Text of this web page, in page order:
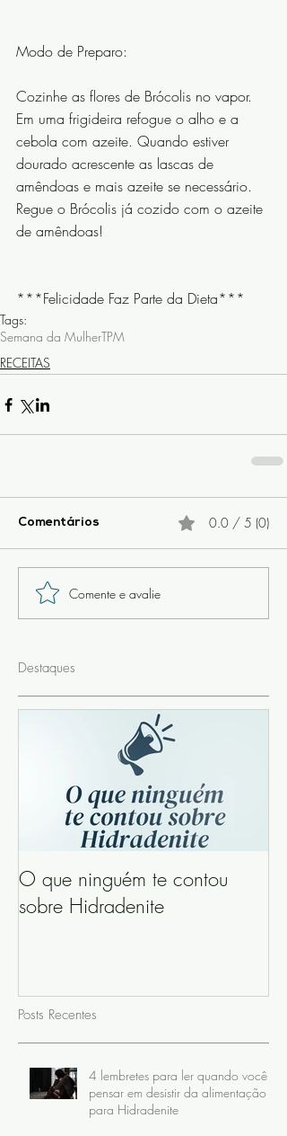
Modo de Preparo:
Cozinhe as flores de Brócolis no vapor.
Em uma frigideira refogue o alho e a
cebola com azeite. Quando estiver
dourado acrescente as lascas de
amêndoas e mais azeite se necessário.
Regue o Brócolis já cozido com o azeite
de amêndoas! ⠀⠀⠀
***Felicidade Faz Parte da Dieta***
Tags:
Semana da MulherTPM
RECEITAS
Comentários 0.0 / 5 (0)
Comente e avalie
Destaques
O que ninguém te contou
sobre Hidradenite
Posts Recentes
4 lembretes para ler quando você
pensar em desistir da alimentação
para Hidradenite